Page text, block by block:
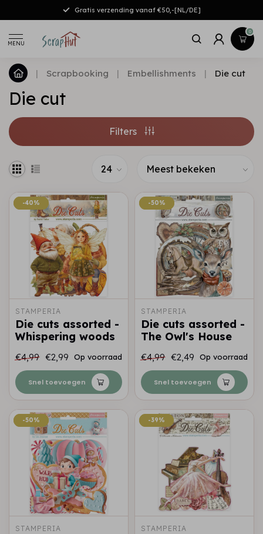
Gratis verzending vanaf €50,-[NL/DE]
MENU
0
| Scrapbooking | Embellishments | Die cut
Die cut
Filters
-40%
-40%
STAMPERIA
Die cuts assorted -
Whispering woods
€4,99 €2,99 Op voorraad
Snel toevoegen
-50%
-50%
STAMPERIA
Die cuts assorted -
The Owl's House
€4,99 €2,49 Op voorraad
Snel toevoegen
-50%
-50%
STAMPERIA
-39%
-39%
STAMPERIA